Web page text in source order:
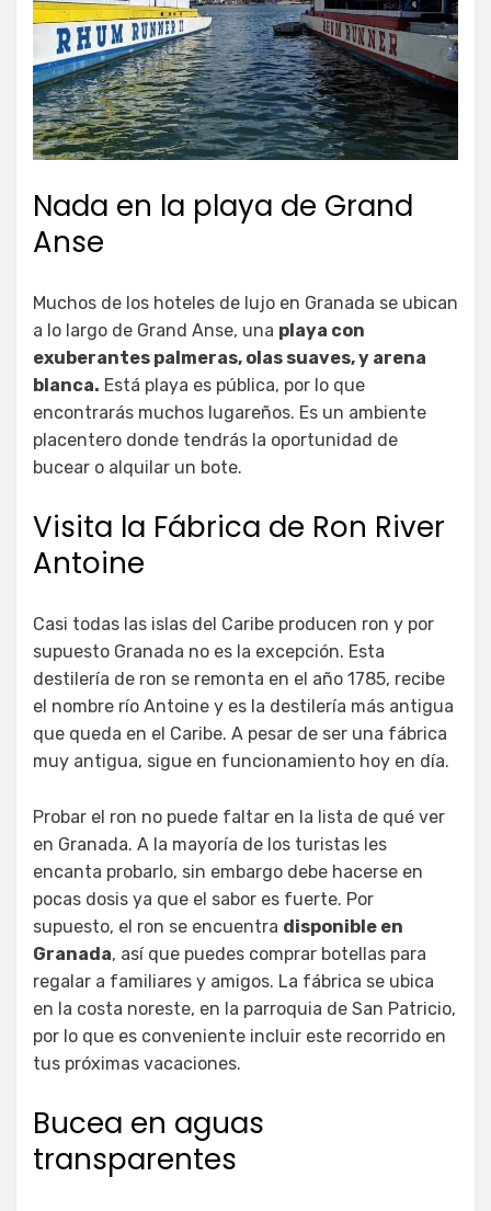
Nada en la playa de Grand
Anse
Muchos de los hoteles de lujo en Granada se ubican
a lo largo de Grand Anse, una playa con
exuberantes palmeras, olas suaves, y arena
blanca. Está playa es pública, por lo que
encontrarás muchos lugareños. Es un ambiente
placentero donde tendrás la oportunidad de
bucear o alquilar un bote.
Visita la Fábrica de Ron River
Antoine
Casi todas las islas del Caribe producen ron y por
supuesto Granada no es la excepción. Esta
destilería de ron se remonta en el año 1785, recibe
el nombre río Antoine y es la destilería más antigua
que queda en el Caribe. A pesar de ser una fábrica
muy antigua, sigue en funcionamiento hoy en día.
Probar el ron no puede faltar en la lista de qué ver
en Granada. A la mayoría de los turistas les
encanta probarlo, sin embargo debe hacerse en
pocas dosis ya que el sabor es fuerte. Por
supuesto, el ron se encuentra disponible en
Granada, así que puedes comprar botellas para
regalar a familiares y amigos. La fábrica se ubica
en la costa noreste, en la parroquia de San Patricio,
por lo que es conveniente incluir este recorrido en
tus próximas vacaciones.
Bucea en aguas
transparentes